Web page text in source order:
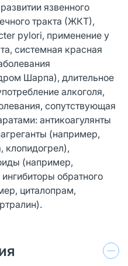
язвенного
тракта (ЖКТ),
pylori, применение у
системная красная
Шарпа), длительное
алкоголя,
сопутствующая
антикоагулянты
(например,
клопидогрел),
(например,
обратного
циталопрам,